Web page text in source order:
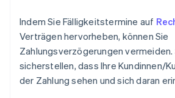
Indem Sie Fälligkeitstermine auf
Verträgen hervorheben, können Sie
Zahlungsverzögerungen vermeiden.
sicherstellen, dass Ihre Kundinnen/
der Zahlung sehen und sich daran